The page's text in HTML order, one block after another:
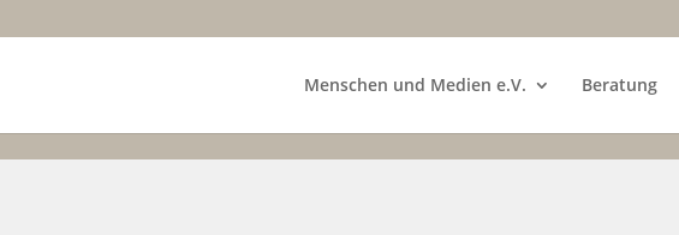
Menschen und Medien e.V. Beratung